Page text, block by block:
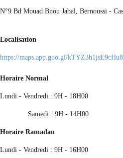
N°9 Bd Mouad Bnou Jabal, Bernoussi -
Localisation
https://maps.app.goo.gl/
Horaire Normal
Lundi - Vendredi : 9H - 18H00
Samedi : 9H - 14H00
Horaire Ramadan
Lundi - Vendredi : 9H - 16H00